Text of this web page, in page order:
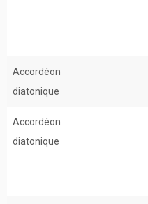
Accordéon
diatonique
Accordéon
diatonique